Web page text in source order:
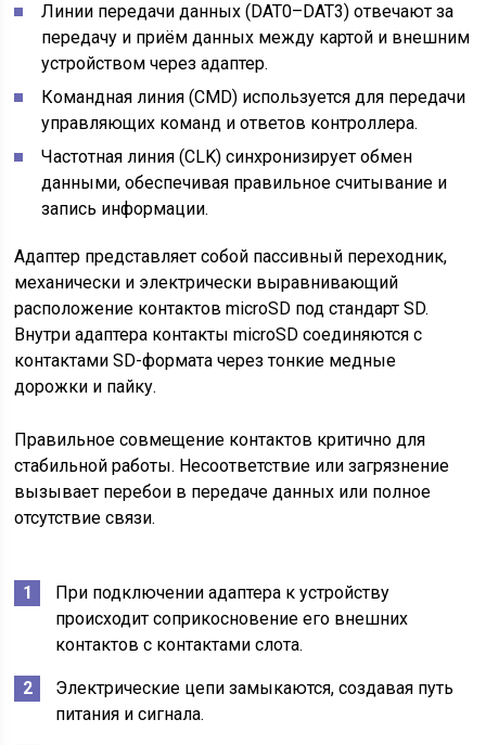
Линии передачи данных (DAT0–DAT3) отвечают за
передачу и приём данных между картой и внешним
устройством через адаптер.
Командная линия (CMD) используется для передачи
управляющих команд и ответов контроллера.
Частотная линия (CLK) синхронизирует обмен
данными, обеспечивая правильное считывание и
запись информации.
Адаптер представляет собой пассивный переходник,
механически и электрически выравнивающий
расположение контактов microSD под стандарт SD.
Внутри адаптера контакты microSD соединяются с
контактами SD-формата через тонкие медные
дорожки и пайку.
Правильное совмещение контактов критично для
стабильной работы. Несоответствие или загрязнение
вызывает перебои в передаче данных или полное
отсутствие связи.
При подключении адаптера к устройству
происходит соприкосновение его внешних
контактов с контактами слота.
Электрические цепи замыкаются, создавая путь
питания и сигнала.